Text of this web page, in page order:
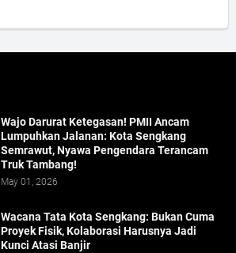
Wajo Darurat Ketegasan! PMII Ancam
Lumpuhkan Jalanan: Kota Sengkang
Semrawut, Nyawa Pengendara Terancam
Truk Tambang!
May 01, 2026
​Wacana Tata Kota Sengkang: Bukan Cuma
Proyek Fisik, Kolaborasi Harusnya Jadi
Kunci Atasi Banjir